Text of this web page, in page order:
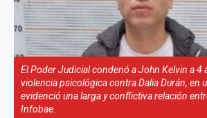
El Poder Judicial condenó a John Kelvin a 4
violencia psicológica contra Dalia Durán, en
evidenció una larga y conflictiva relación
Infobae.